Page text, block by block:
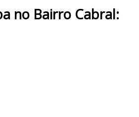
no Bairro Cabral: